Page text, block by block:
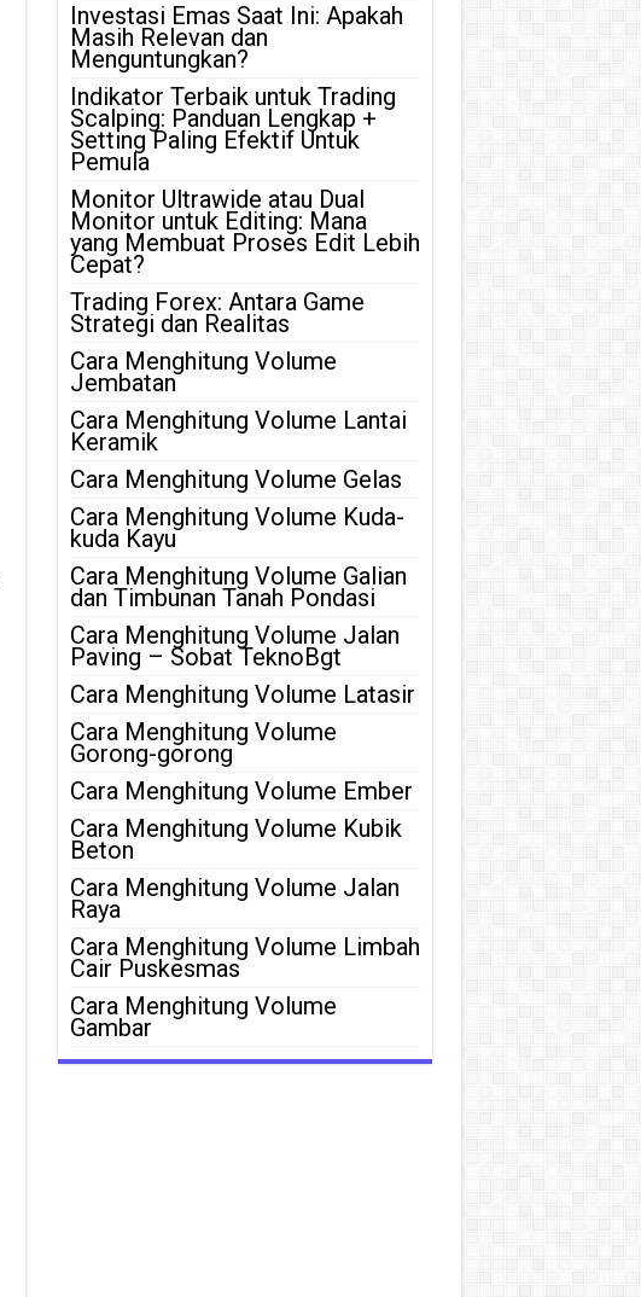
Investasi Emas Saat Ini: Apakah
Masih Relevan dan
Menguntungkan?
Indikator Terbaik untuk Trading
Scalping: Panduan Lengkap +
Setting Paling Efektif Untuk
Pemula
Monitor Ultrawide atau Dual
Monitor untuk Editing: Mana
yang Membuat Proses Edit Lebih
Cepat?
Trading Forex: Antara Game
Strategi dan Realitas
Cara Menghitung Volume
Jembatan
Cara Menghitung Volume Lantai
Keramik
Cara Menghitung Volume Gelas
Cara Menghitung Volume Kuda-
kuda Kayu
Cara Menghitung Volume Galian
dan Timbunan Tanah Pondasi
Cara Menghitung Volume Jalan
Paving – Sobat TeknoBgt
Cara Menghitung Volume Latasir
Cara Menghitung Volume
Gorong-gorong
Cara Menghitung Volume Ember
Cara Menghitung Volume Kubik
Beton
Cara Menghitung Volume Jalan
Raya
Cara Menghitung Volume Limbah
Cair Puskesmas
Cara Menghitung Volume
Gambar